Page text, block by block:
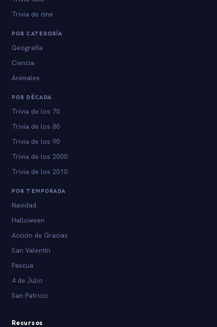
Trivia de cine
POR CATEGORÍA
Geografía
Ciencia
Animales
POR DÉCADA
Trivia de los 70
Trivia de los 80
Trivia de los 90
Trivia de los 2000
Trivia de los 2010
POR TEMPORADA
Navidad
Halloween
Acción de Gracias
San Valentín
Pascua
4 de Julio
San Patricio
Recursos